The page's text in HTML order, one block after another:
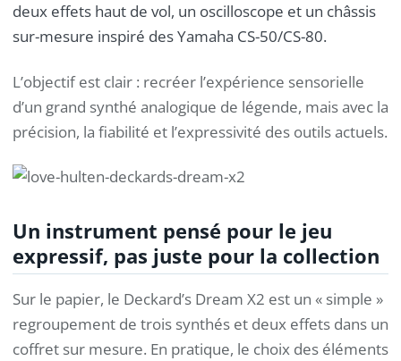
deux effets haut de vol, un oscilloscope et un châssis
sur-mesure inspiré des Yamaha CS-50/CS-80.
L’objectif est clair : recréer l’expérience sensorielle
d’un grand synthé analogique de légende, mais avec la
précision, la fiabilité et l’expressivité des outils actuels.
Un instrument pensé pour le jeu
expressif, pas juste pour la collection
Sur le papier, le Deckard’s Dream X2 est un « simple »
regroupement de trois synthés et deux effets dans un
coffret sur mesure. En pratique, le choix des éléments